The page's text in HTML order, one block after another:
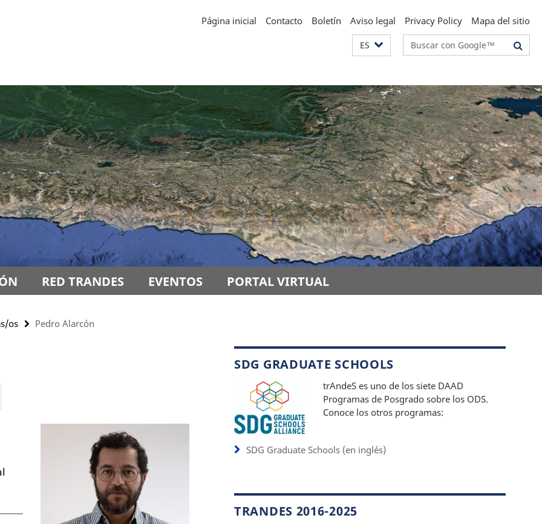
Página inicial Contacto Boletín Aviso legal Privacy Policy Mapa del sitio
ES Suchbegriffe
RED TRANDES EVENTOS PORTAL VIRTUAL
os Pedro Alarcón
SDG GRADUATE SCHOOLS
trAndeS es uno de los siete DAAD
Programas de Posgrado sobre los ODS.
Conoce los otros programas:
SDG Graduate Schools (en inglés)
TRANDES 2016-2025